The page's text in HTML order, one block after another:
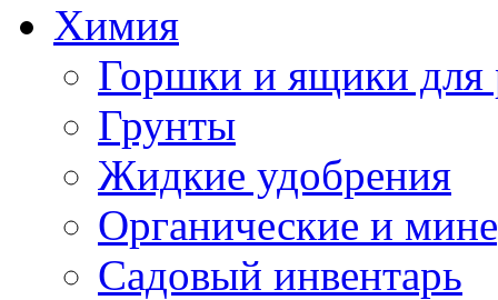
Химия
Горшки и ящики для
Грунты
Жидкие удобрения
Органические и
Садовый инвентарь